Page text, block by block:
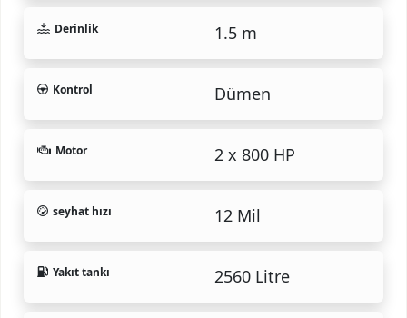
Derinlik 1.5 m
Kontrol Dümen
Motor 2 x 800 HP
seyhat hızı 12 Mil
Yakıt tankı 2560 Litre